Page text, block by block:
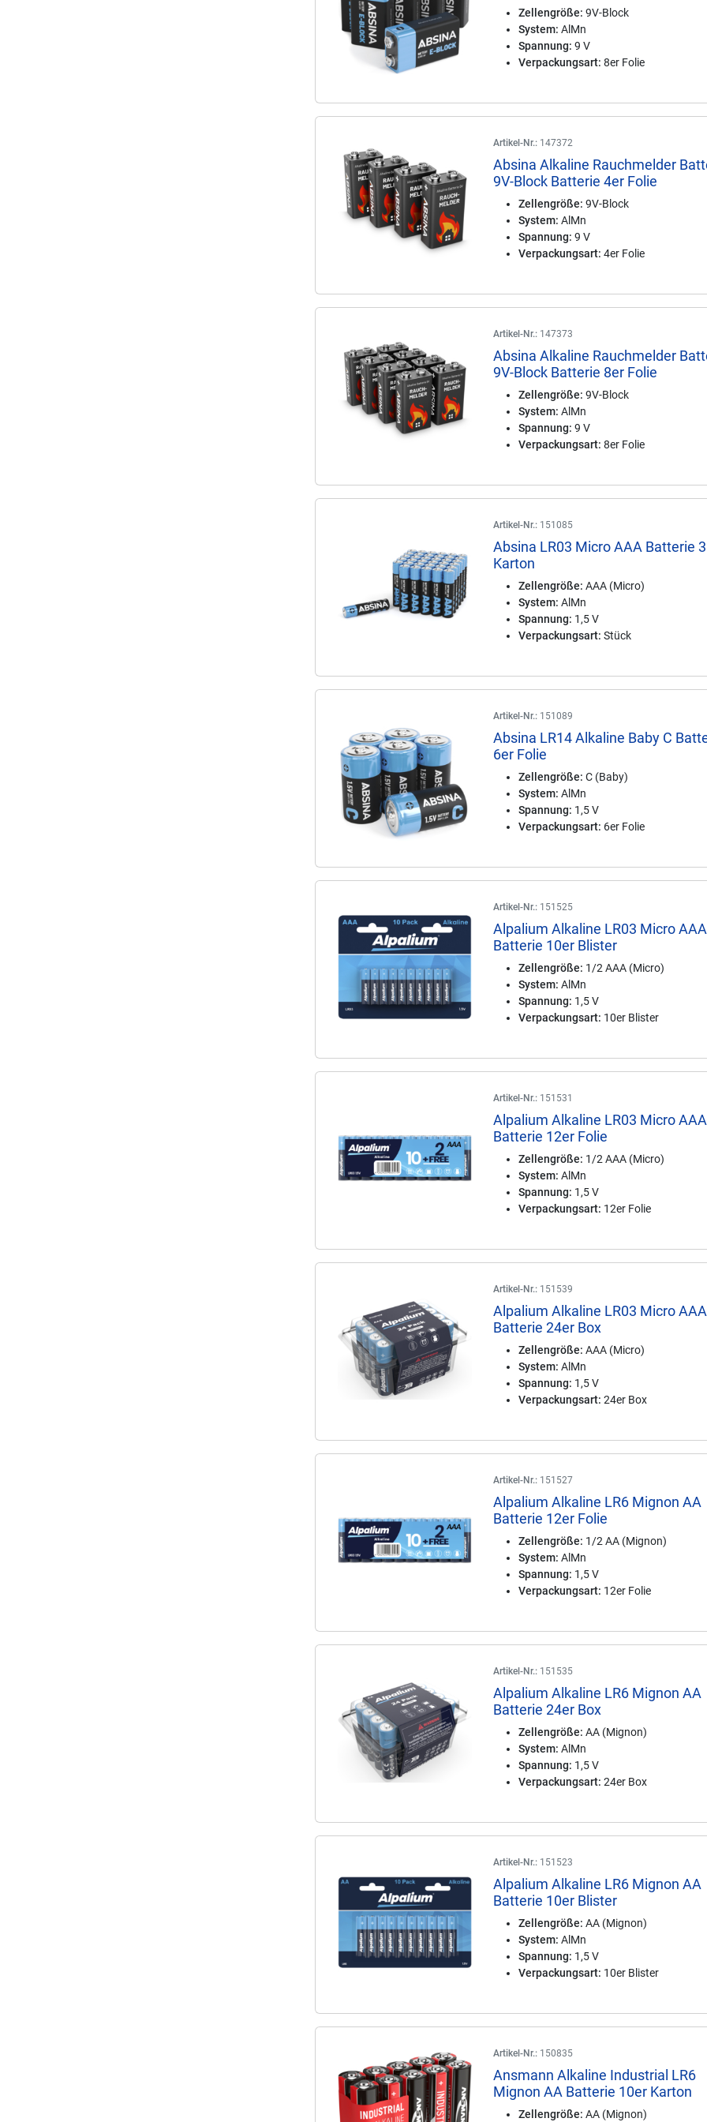
Zellengröße: 9V-Block
System: AlMn
Spannung: 9 V
Verpackungsart: 8er Folie
Artikel-Nr.: 147372
Absina Alkaline Rauchmelder
9V-Block Batterie 4er Folie
Zellengröße: 9V-Block
System: AlMn
Spannung: 9 V
Verpackungsart: 4er Folie
Artikel-Nr.: 147373
Absina Alkaline Rauchmelder
9V-Block Batterie 8er Folie
Zellengröße: 9V-Block
System: AlMn
Spannung: 9 V
Verpackungsart: 8er Folie
Artikel-Nr.: 151085
Absina LR03 Micro AAA Batterie
Karton
Zellengröße: AAA (Micro)
System: AlMn
Spannung: 1,5 V
Verpackungsart: Stück
Artikel-Nr.: 151089
Absina LR14 Alkaline Baby C
6er Folie
Zellengröße: C (Baby)
System: AlMn
Spannung: 1,5 V
Verpackungsart: 6er Folie
Artikel-Nr.: 151525
Alpalium Alkaline LR03 Micro AAA
Batterie 10er Blister
Zellengröße: 1/2 AAA (Micro)
System: AlMn
Spannung: 1,5 V
Verpackungsart: 10er Blister
Artikel-Nr.: 151531
Alpalium Alkaline LR03 Micro AAA
Batterie 12er Folie
Zellengröße: 1/2 AAA (Micro)
System: AlMn
Spannung: 1,5 V
Verpackungsart: 12er Folie
Artikel-Nr.: 151539
Alpalium Alkaline LR03 Micro AAA
Batterie 24er Box
Zellengröße: AAA (Micro)
System: AlMn
Spannung: 1,5 V
Verpackungsart: 24er Box
Artikel-Nr.: 151527
Alpalium Alkaline LR6 Mignon AA
Batterie 12er Folie
Zellengröße: 1/2 AA (Mignon)
System: AlMn
Spannung: 1,5 V
Verpackungsart: 12er Folie
Artikel-Nr.: 151535
Alpalium Alkaline LR6 Mignon AA
Batterie 24er Box
Zellengröße: AA (Mignon)
System: AlMn
Spannung: 1,5 V
Verpackungsart: 24er Box
Artikel-Nr.: 151523
Alpalium Alkaline LR6 Mignon AA
Batterie 10er Blister
Zellengröße: AA (Mignon)
System: AlMn
Spannung: 1,5 V
Verpackungsart: 10er Blister
Artikel-Nr.: 150835
Ansmann Alkaline Industrial LR6
Mignon AA Batterie 10er Karton
Zellengröße: AA (Mignon)